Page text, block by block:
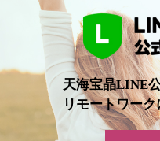
天海宝晶LINE
リモートワー